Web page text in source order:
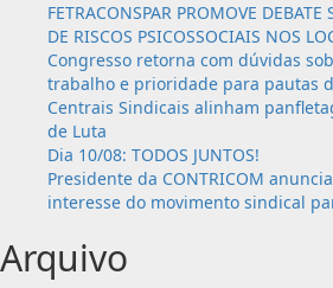
cada
vez
mais
Renda
no
Brasil
FETRACONSPAR PROMOVE
DE RISCOS PSICOSSOCIAIS NOS
Congresso retorna com dúvidas
trabalho e prioridade para pautas
Centrais Sindicais alinham
de Luta
Dia 10/08: TODOS JUNTOS!
Presidente da CONTRICOM
interesse do movimento sindical
Arquivo